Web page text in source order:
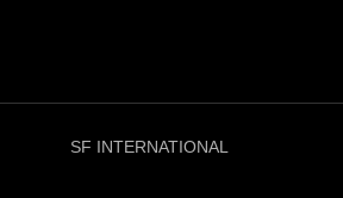
SF INTERNATIONAL